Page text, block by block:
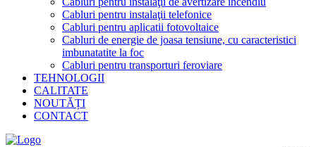
Cabluri pentru instalaţii telefonice
Cabluri pentru aplicatii fotovoltaice
Cabluri de energie de joasa tensiune, cu caracteristici
imbunatatite la foc
Cabluri pentru transporturi feroviare
TEHNOLOGII
CALITATE
NOUTĂȚI
CONTACT